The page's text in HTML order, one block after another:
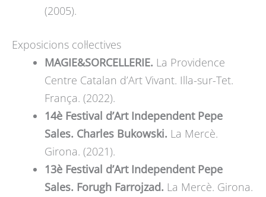
(2005).
Exposicions col·lectives
MAGIE&SORCELLERIE. La Providence
Centre Catalan d’Art Vivant. Illa-sur-Tet.
França. (2022).
14è Festival d’Art Independent Pepe
Sales. Charles Bukowski. La Mercè.
Girona. (2021).
13è Festival d’Art Independent Pepe
Sales. Forugh Farrojzad. La Mercè. Girona.